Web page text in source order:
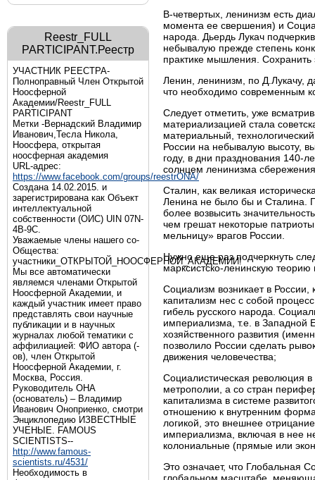
Reestr_FULL
PARTICIPANT.Реестр
УЧАСТНИК РЕЕСТРА-
Полноправный Член Открытой
Ноосферной
Академии/Reestr_FULL
PARTICIPANT
Метки -Вернадский Владимир
Иванович,Тесла Никола,
Ноосфера, открытая
ноосферная академия
URL-адрес:
https://www.facebook.com/groups/reestrONA/
Создана 14.02.2015. и
зарегистрирована как Объект
интеллектуальной
собственности (ОИС) UIN 07N-
4B-9C.
Уважаемые члены нашего со-
Общества:
участники_ОТКРЫТОЙ_НООСФЕРНОЙ_АКАДЕМИИ!
Мы все автоматически
являемся членами Открытой
Ноосферной Академии, и
каждый участник имеет право
представлять свои научные
публикации и в научных
журналах любой тематики с
аффилиацией: ФИО автора (-
ов), член Открытой
Ноосферной Академии, г.
Москва, Россия.
Руководитель ОНА
(основатель) – Владимир
Иванович Оноприенко, смотри
Энциклопедию ИЗВЕСТНЫЕ
УЧЕНЫЕ. FAMOUS
SCIENTISTS--
http://www.famous-
scientists.ru/4531/
Необходимость в
В-четвертых, ленинизм есть
момента ее свершения) и
народа. Дьердь Лукач
небывалую прежде степень
практике мышления. Сохранить
Ленин, ленинизм, по Д.Лукачу,
что необходимо современным
Следует отметить, уже
материализацией стала
материальный,
России на небывалую высоту,
году, в дни празднования 140-
солнцем ленинизма
Сталин, как великая
Ленина не было бы и Сталина.
более возвысить
чем грешат некоторые
мельницу» врагов России.
Нужно еще раз подчеркнуть
марксистско-ленинскую теорию
Социализм возникает в
капитализм нес с собой
гибель русского народа.
империализма, т.е. в
хозяйственного развития
позволило России сделать
движения человечества;
Социалистическая революция
метрополии, а со стран
капитализма в системе
отношению к внутренним
логикой, это внешнее
империализма, включая в нее
колониальные (прямые или
Это означает, что Глобальная